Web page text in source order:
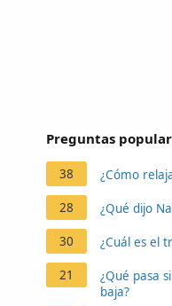
Preguntas
38 ¿Cómo
28 ¿Qué dijo
30 ¿Cuál es el
21
¿Qué pasa
baja?